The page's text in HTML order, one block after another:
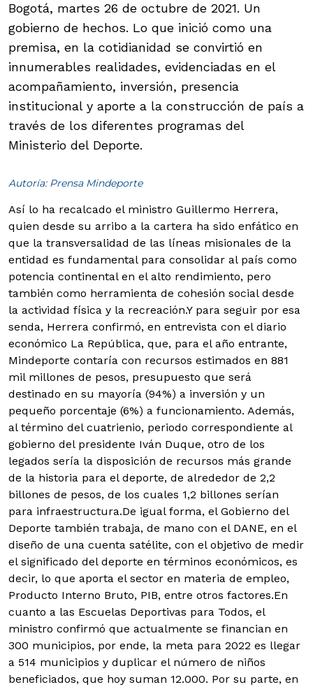
Bogotá, martes 26 de octubre de 2021. Un
gobierno de hechos. Lo que inició como una
premisa, en la cotidianidad se convirtió en
innumerables realidades, evidenciadas en el
acompañamiento, inversión, presencia
institucional y aporte a la construcción de país a
través de los diferentes programas del
Ministerio del Deporte.
Autoría: Prensa Mindeporte
Así lo ha recalcado el ministro Guillermo Herrera,
quien desde su arribo a la cartera ha sido enfático en
que la transversalidad de las líneas misionales de la
entidad es fundamental para consolidar al país como
potencia continental en el alto rendimiento, pero
también como herramienta de cohesión social desde
la actividad física y la recreación.Y para seguir por esa
senda, Herrera confirmó, en entrevista con el diario
económico La República, que, para el año entrante,
Mindeporte contaría con recursos estimados en 881
mil millones de pesos, presupuesto que será
destinado en su mayoría (94%) a inversión y un
pequeño porcentaje (6%) a funcionamiento. Además,
al término del cuatrienio, periodo correspondiente al
gobierno del presidente Iván Duque, otro de los
legados sería la disposición de recursos más grande
de la historia para el deporte, de alrededor de 2,2
billones de pesos, de los cuales 1,2 billones serían
para infraestructura.De igual forma, el Gobierno del
Deporte también trabaja, de mano con el DANE, en el
diseño de una cuenta satélite, con el objetivo de medir
el significado del deporte en términos económicos, es
decir, lo que aporta el sector en materia de empleo,
Producto Interno Bruto, PIB, entre otros factores.En
cuanto a las Escuelas Deportivas para Todos, el
ministro confirmó que actualmente se financian en
300 municipios, por ende, la meta para 2022 es llegar
a 514 municipios y duplicar el número de niños
beneficiados, que hoy suman 12.000. Por su parte, en